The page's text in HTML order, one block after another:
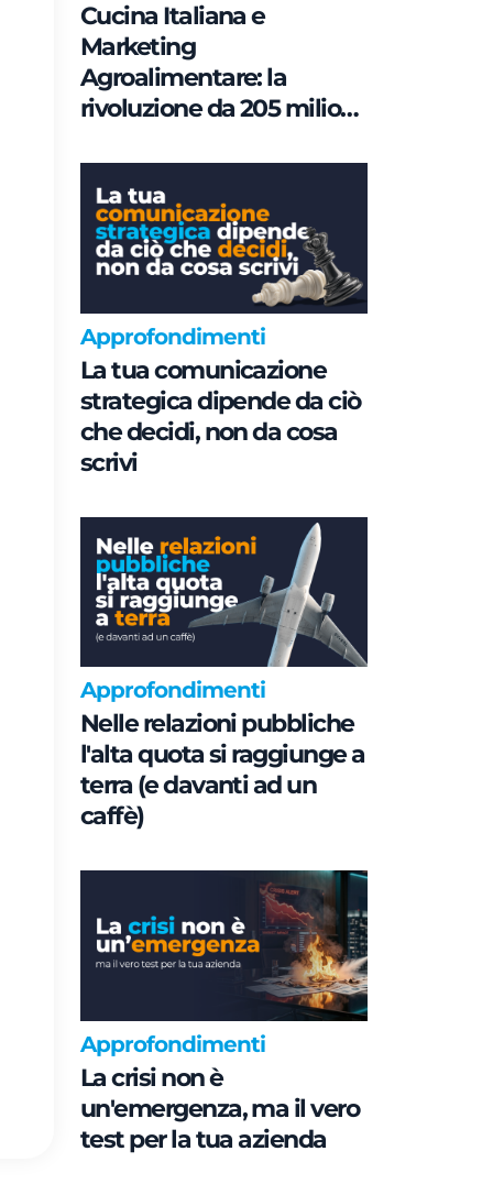
Cucina Italiana e
Marketing
Agroalimentare: la
rivoluzione da 205 milioni
in asset geopolitico
Approfondimenti
La tua comunicazione
strategica dipende da ciò
che decidi, non da cosa
scrivi
Approfondimenti
Nelle relazioni pubbliche
l'alta quota si raggiunge a
terra (e davanti ad un
caffè)
Approfondimenti
La crisi non è
un'emergenza, ma il vero
test per la tua azienda